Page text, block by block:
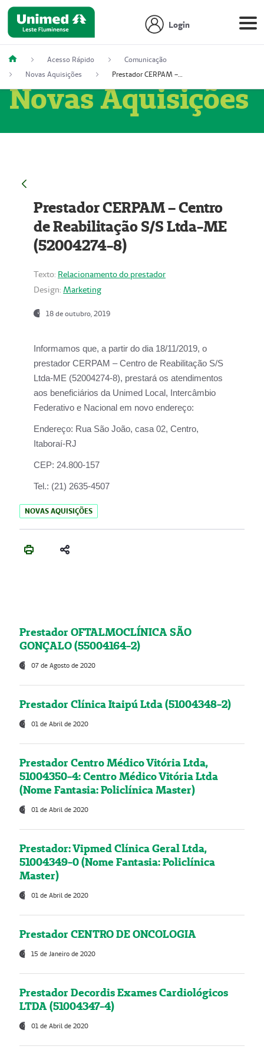
Login
Acesso Rápido
Comunicação
Novas Aquisições
Prestador CERPAM – Centro de Reabilitação S/S Ltda-ME (52004274-8)
Novas Aquisições
Prestador CERPAM – Centro
de Reabilitação S/S Ltda-ME
(52004274-8)
Texto: Relacionamento do prestador
Design: Marketing
18 de outubro, 2019
Informamos que, a partir do dia 18/11/2019, o
prestador CERPAM – Centro de Reabilitação S/S
Ltda-ME (52004274-8), prestará os atendimentos
aos beneficiários da Unimed Local, Intercâmbio
Federativo e Nacional em novo endereço:
Endereço: Rua São João, casa 02, Centro,
Itaboraí-RJ
CEP: 24.800-157
Tel.: (21) 2635-4507
NOVAS AQUISIÇÕES
Prestador OFTALMOCLÍNICA SÃO
GONÇALO (55004164-2)
07 de Agosto de 2020
Prestador Clínica Itaipú Ltda (51004348-2)
01 de Abril de 2020
Prestador Centro Médico Vitória Ltda,
51004350-4: Centro Médico Vitória Ltda
(Nome Fantasia: Policlínica Master)
01 de Abril de 2020
Prestador: Vipmed Clínica Geral Ltda,
51004349-0 (Nome Fantasia: Policlínica
Master)
01 de Abril de 2020
Prestador CENTRO DE ONCOLOGIA
15 de Janeiro de 2020
Prestador Decordis Exames Cardiológicos
LTDA (51004347-4)
01 de Abril de 2020